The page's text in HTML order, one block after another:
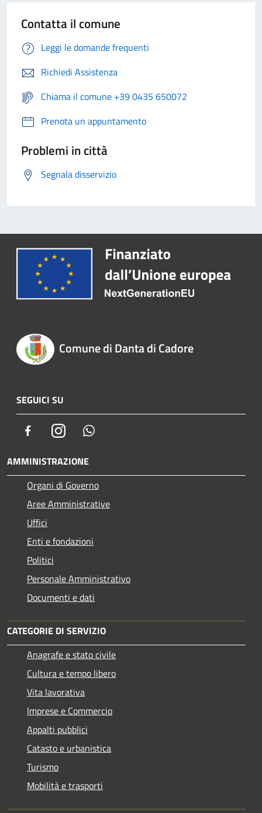
Contatta il comune
Leggi le domande frequenti
Richiedi Assistenza
Chiama il comune +39 0435 650072
Prenota un appuntamento
Problemi in città
Segnala disservizio
Comune di Danta di Cadore
SEGUICI SU
FacebookInstagram
AMMINISTRAZIONE
Organi di Governo
Aree Amministrative
Uffici
Enti e fondazioni
Politici
Personale Amministrativo
Documenti e dati
CATEGORIE DI SERVIZIO
Anagrafe e stato civile
Cultura e tempo libero
Vita lavorativa
Imprese e Commercio
Appalti pubblici
Catasto e urbanistica
Turismo
Mobilità e trasporti